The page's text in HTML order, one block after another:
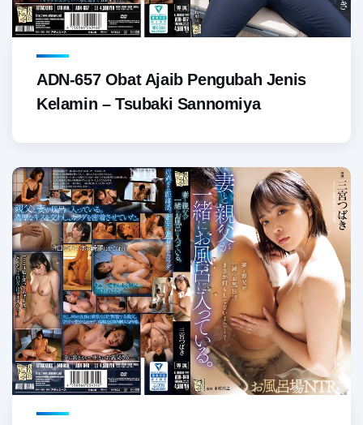
ADN-657 Obat Ajaib Pengubah Jenis
Kelamin – Tsubaki Sannomiya